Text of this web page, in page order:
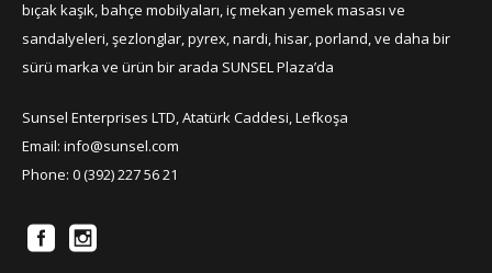
bıçak kaşık, bahçe mobilyaları, iç mekan yemek masası ve
sandalyeleri, şezlonglar, pyrex, nardi, hisar, porland, ve daha bir
sürü marka ve ürün bir arada SUNSEL Plaza’da
Sunsel Enterprises LTD, Atatürk Caddesi, Lefkoşa
Email: info@sunsel.com
Phone: 0 (392) 227 56 21